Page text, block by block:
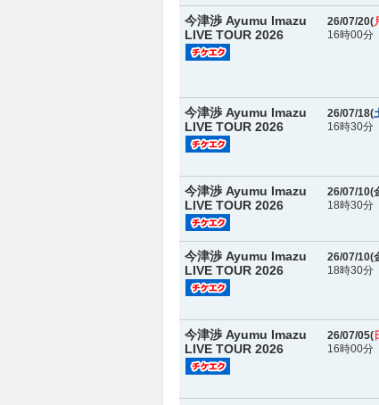
今津渉 Ayumu Imazu
LIVE TOUR 2026
26/07/20(
16時00分
今津渉 Ayumu Imazu
LIVE TOUR 2026
26/07/18(
16時30分
今津渉 Ayumu Imazu
LIVE TOUR 2026
26/07/10(
18時30分
今津渉 Ayumu Imazu
LIVE TOUR 2026
26/07/10(
18時30分
今津渉 Ayumu Imazu
LIVE TOUR 2026
26/07/05(
16時00分